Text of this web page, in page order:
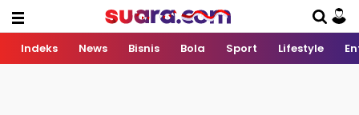
Indeks News Bisnis Bola Sport Lifestyle